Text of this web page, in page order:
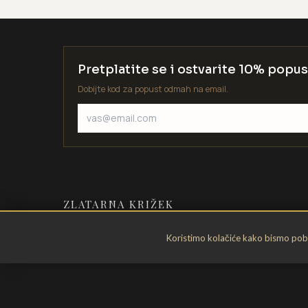
Koristimo kolačiće kako bismo
Pretplatite se i ostvarite 10%
Dobijte kod za popust odmah na email.
ZLATARNA KRIŽEK